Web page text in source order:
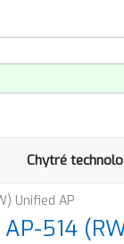
Chytré
Unified AP
514